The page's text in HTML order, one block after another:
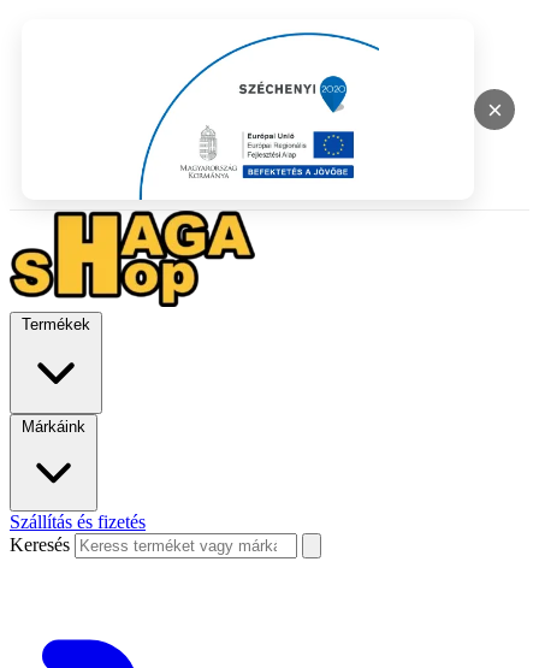
×
Termékek
Márkáink
Szállítás és fizetés
Keresés